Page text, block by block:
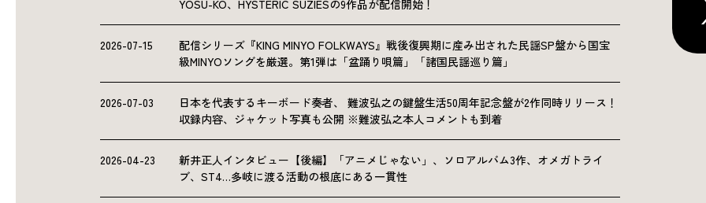
YOSU-KO、HYSTERIC SUZIESの9作品が配信開始！
2026-07-15
配信シリーズ『KING MINYO FOLKWAYS』戦後復興期に産み出された民謡SP盤から国宝
級MINYOソングを厳選。第1弾は「盆踊り唄篇」「諸国民謡巡り篇」
2026-07-03
日本を代表するキーボード奏者、 難波弘之の鍵盤生活50周年記念盤が2作同時リリース！
収録内容、ジャケット写真も公開 ※難波弘之本人コメントも到着
2026-04-23
新井正人インタビュー【後編】「アニメじゃない」、ソロアルバム3作、オメガトライ
ブ、ST4…多岐に渡る活動の根底にある一貫性